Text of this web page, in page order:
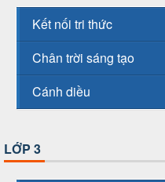
Kết nối tri thức
Chân trời sáng tạo
Cánh diều
LỚP 3